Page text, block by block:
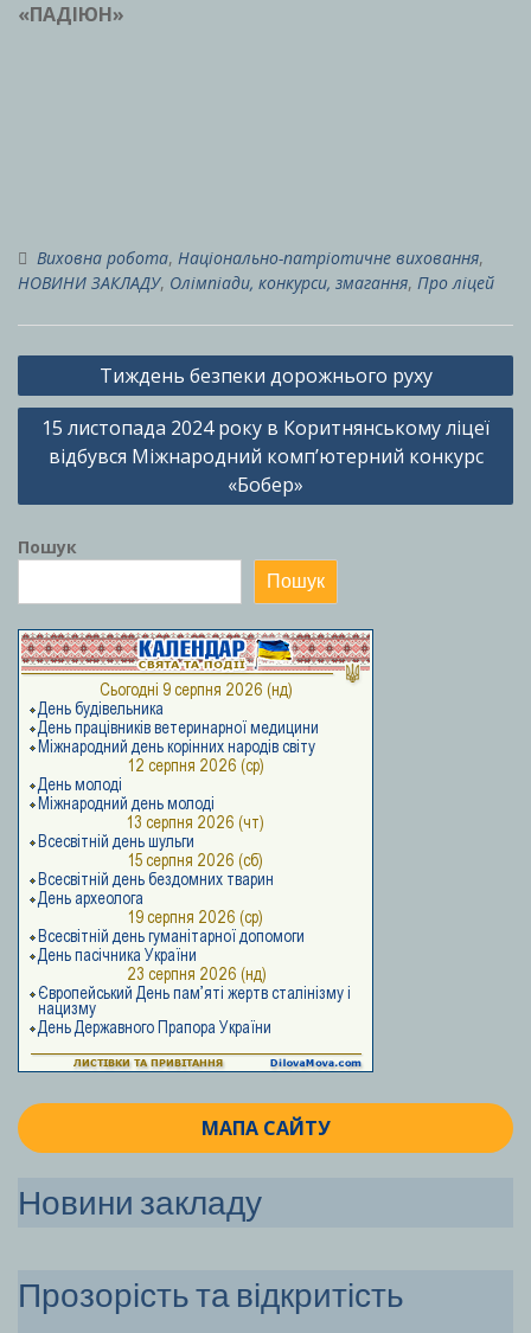
«ПАДІЮН»
Виховна робота, Національно-патріотичне виховання,
НОВИНИ ЗАКЛАДУ, Олімпіади, конкурси, змагання, Про ліцей
Навігація
записів
Тиждень безпеки дорожнього руху
15 листопада 2024 року в Коритнянському ліцеї
відбувся Міжнародний комп’ютерний конкурс
«Бобер»
Пошук
Пошук
МАПА САЙТУ
Новини закладу
Прозорість та відкритість